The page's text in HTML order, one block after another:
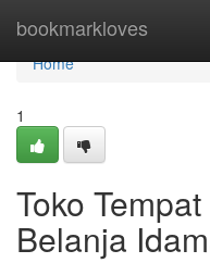
bookmarkloves
Home
Home
1
Toko
Belanja